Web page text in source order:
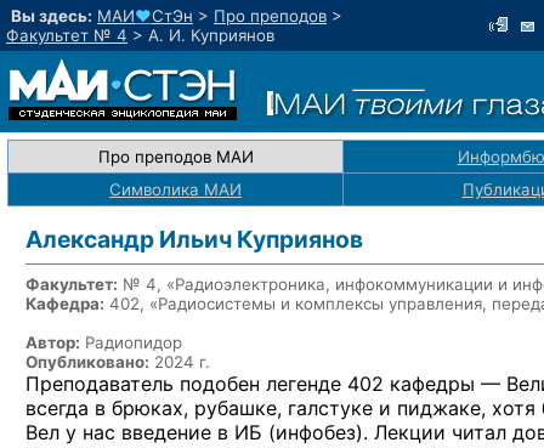
Вы здесь: МАИ♥СтЭн > Про преподов >
Факультет № 4 > А. И. Куприянов
Про преподов МАИ
Символика МАИ
Александр Ильич Куприянов
Факультет: № 4, «Радиоэлектроника, инфокоммуникации и
Кафедра: 402, «Радиосистемы и комплексы управления,
Автор: Радиопидор
Опубликовано: 2024 г.
Преподаватель подобен легенде 402 кафедры —
всегда в брюках, рубашке, галстуке и пиджаке,
Вел у нас введение в ИБ (инфобез). Лекции читал